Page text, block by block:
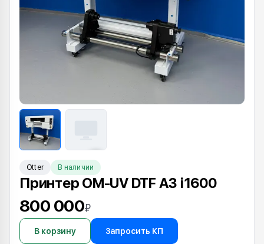
Otter В наличии
Принтер OM-UV DTF A3 i1600
800 000₽
В корзину Запросить КП